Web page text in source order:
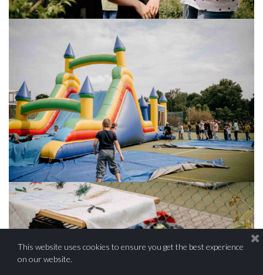
This website uses cookies to ensure you get the best experience
on our website.